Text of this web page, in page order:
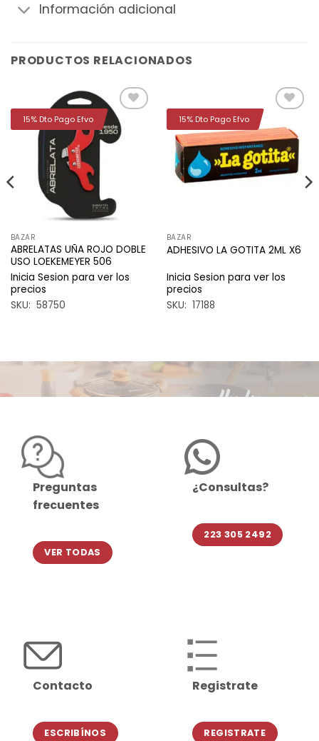
Información adicional
PRODUCTOS RELACIONADOS
Añadir
lista de
BAZAR
ABRELATAS UÑA ROJO DOBLE
USO LOEKEMEYER 506
Inicia Sesion para ver los
precios
SKU: 58750
15% Dto Pago Efvo
a la
lista de
deseos
BAZAR
ADHESIVO LA GOTITA 2ML X6
Inicia Sesion para ver los
precios
SKU: 17188
15% Dto Pago Efvo
Preguntas
frecuentes
VER TODAS
¿Consultas?
223 305 2492
Contacto
ESCRIBÍNOS
Registrate
REGISTRATE